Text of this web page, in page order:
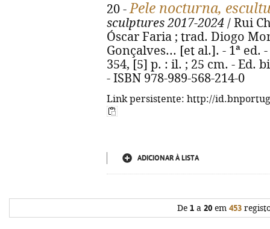
20 -Pele nocturna,
sculptures 2017-2024 / Rui
Óscar Faria ; trad. Diogo
Gonçalves... [et al.]. - 1ª ed.
354, [5] p. : il. ; 25 cm. - Ed.
- ISBN 978-989-568-214-0
Link persistente: http://
ADICIONAR À LISTA
De 1 a 20 em 453